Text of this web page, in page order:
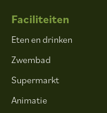
Faciliteiten
Eten en drinken
Zwembad
Supermarkt
Animatie